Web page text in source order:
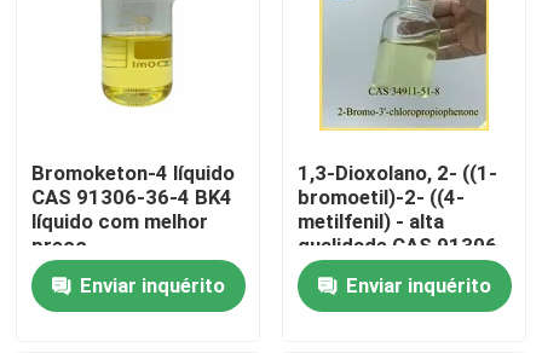
Bromoketon-4 líquido
CAS 91306-36-4 BK4
líquido com melhor
preço
Enviar inquérito
1,3-Dioxolano, 2- ((1-
bromoetil)-2- ((4-
metilfenil) - alta
qualidade CAS 91306-
36-4
Enviar inquérito